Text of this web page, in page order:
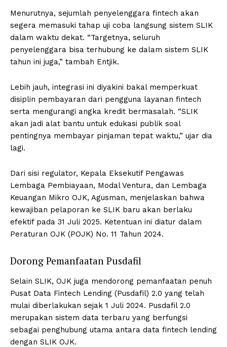
Menurutnya, sejumlah penyelenggara fintech akan
segera memasuki tahap uji coba langsung sistem SLIK
dalam waktu dekat. “Targetnya, seluruh
penyelenggara bisa terhubung ke dalam sistem SLIK
tahun ini juga,” tambah Entjik.
Lebih jauh, integrasi ini diyakini bakal memperkuat
disiplin pembayaran dari pengguna layanan fintech
serta mengurangi angka kredit bermasalah. “SLIK
akan jadi alat bantu untuk edukasi publik soal
pentingnya membayar pinjaman tepat waktu,” ujar dia
lagi.
Dari sisi regulator, Kepala Eksekutif Pengawas
Lembaga Pembiayaan, Modal Ventura, dan Lembaga
Keuangan Mikro OJK, Agusman, menjelaskan bahwa
kewajiban pelaporan ke SLIK baru akan berlaku
efektif pada 31 Juli 2025. Ketentuan ini diatur dalam
Peraturan OJK (POJK) No. 11 Tahun 2024.
Dorong Pemanfaatan Pusdafil
Selain SLIK, OJK juga mendorong pemanfaatan penuh
Pusat Data Fintech Lending (Pusdafil) 2.0 yang telah
mulai diberlakukan sejak 1 Juli 2024. Pusdafil 2.0
merupakan sistem data terbaru yang berfungsi
sebagai penghubung utama antara data fintech lending
dengan SLIK OJK.